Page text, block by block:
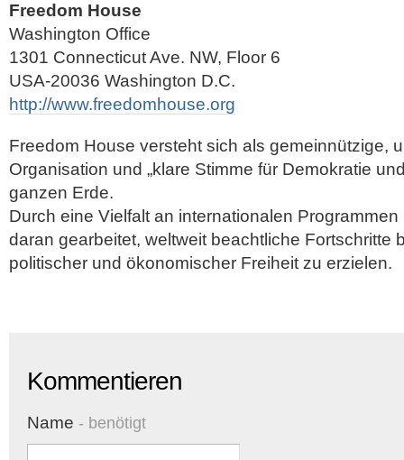
Freedom House
Washington Office
1301 Connecticut Ave. NW, Floor 6
USA-20036 Washington D.C.
http://www.freedomhouse.org
Freedom House versteht sich als gemeinnützige,
Organisation und „klare Stimme für Demokratie
ganzen Erde.
Durch eine Vielfalt an internationalen
daran gearbeitet, weltweit beachtliche Fortschritte
politischer und ökonomischer Freiheit zu erzielen.
Kommentieren
Name - benötigt